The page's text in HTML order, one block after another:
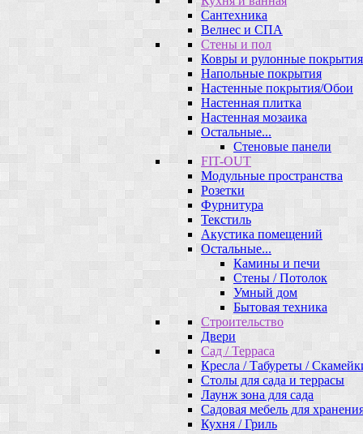
Сантехника
Велнес и СПА
Стены и пол
Ковры и рулонные покрытия
Напольные покрытия
Настенные покрытия/Обои
Настенная плитка
Настенная мозаика
Остальные...
Стеновые панели
FIT-OUT
Модульные пространства
Розетки
Фурнитура
Текстиль
Акустика помещений
Остальные...
Камины и печи
Стены / Потолок
Умный дом
Бытовая техника
Строительство
Двери
Сад / Терраса
Кресла / Табуреты /
Столы для сада и террасы
Лаунж зона для сада
Садовая мебель для
Кухня / Гриль